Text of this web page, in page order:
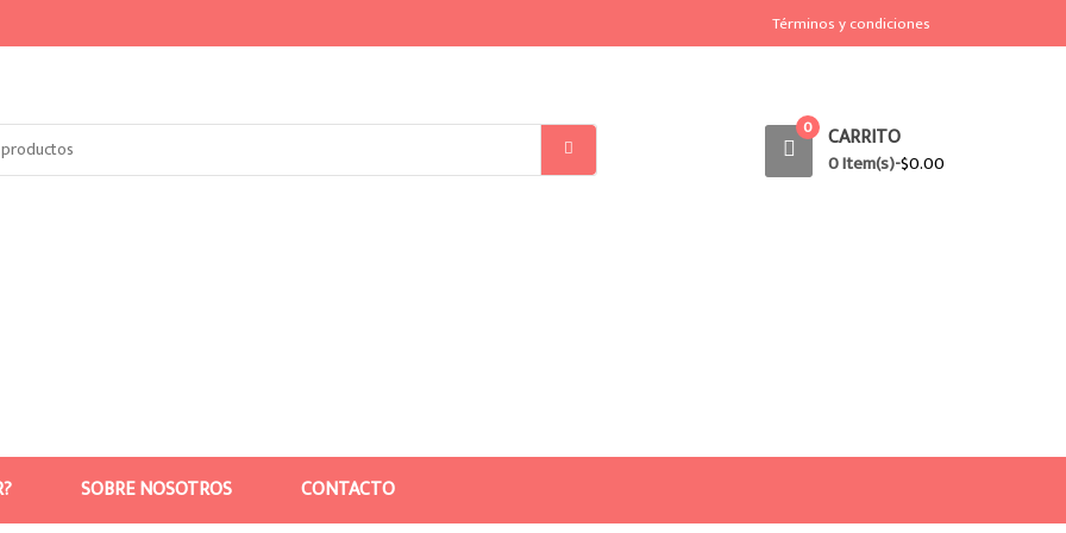
Términos y condiciones
0 CARRITO
0 Item(s)-$0.00
SOBRE NOSOTROS CONTACTO